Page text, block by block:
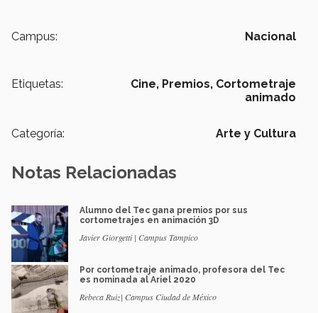
Campus: Nacional
Etiquetas: Cine, Premios, Cortometraje
animado
Categoría: Arte y Cultura
Notas Relacionadas
Alumno del Tec gana premios por sus
cortometrajes en animación 3D
Javier Giorgetti | Campus Tampico
Por cortometraje animado, profesora del Tec
es nominada al Ariel 2020
Rebeca Ruiz| Campus Ciudad de México